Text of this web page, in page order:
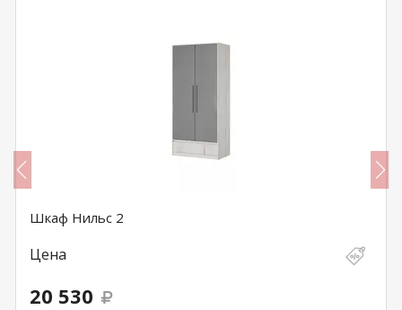
Шкаф Нильс 2
Цена
20 530